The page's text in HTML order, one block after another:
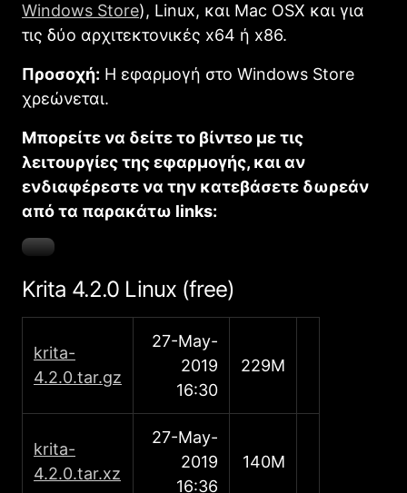
Windows Store), Linux, και Mac OSX και για
τις δύο αρχιτεκτονικές x64 ή x86.
Προσοχή: Η εφαρμογή στο Windows Store
χρεώνεται.
Μπορείτε να δείτε το βίντεο με τις
λειτουργίες της εφαρμογής, και αν
ενδιαφέρεστε να την κατεβάσετε δωρεάν
από τα παρακάτω links:
Krita 4.2.0 Linux (free)
krita-
4.2.0.tar.gz
27-May-
2019
16:30
229M
krita-
4.2.0.tar.xz
27-May-
2019
16:36
140M